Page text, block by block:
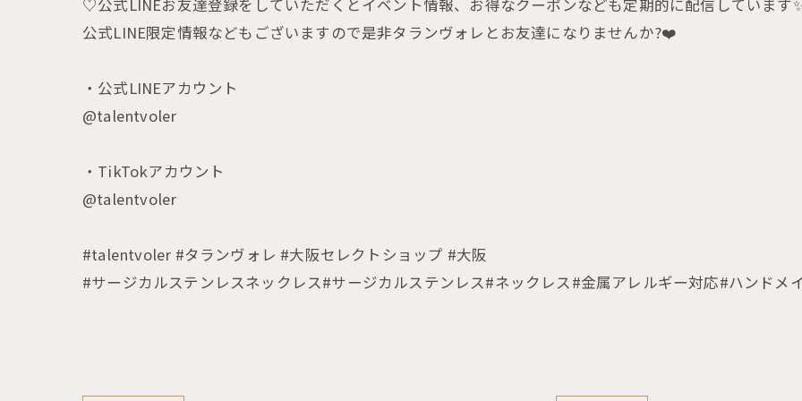
♡公式LINEお友達登録をしていただくとイベント情報、お得なクーポンなども定期的に配信しています
公式LINE限定情報などもございますので是非タランヴォレとお友達になりませんか?❤️
・公式LINEアカウント
@talentvoler
・TikTokアカウント
@talentvoler
#talentvoler #タランヴォレ #大阪セレクトショップ #大阪
#サージカルステンレスネックレス#サージカルステンレス#ネックレス#金属アレルギー対応#ハンドメ